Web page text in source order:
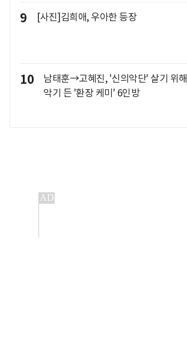
9 [사진]김희애, 우아한 등장
10
남태훈→고혜진, '신의악단' 살기 위해
악기 든 '환장 케미' 6인방